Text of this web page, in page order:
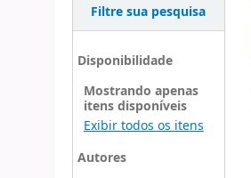
Filtre sua pesquisa
Disponibilidade
Mostrando apenas
itens disponíveis
Exibir todos os itens
Autores